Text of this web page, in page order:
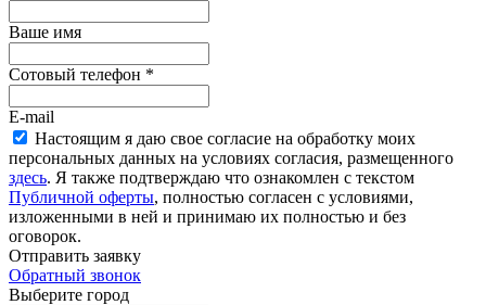
Ваше имя
Сотовый телефон *
E-mail
Настоящим я даю свое согласие на обработку моих
персональных данных на условиях согласия, размещенного
здесь. Я также подтверждаю что ознакомлен с текстом
Публичной оферты, полностью согласен с условиями,
изложенными в ней и принимаю их полностью и без
оговорок.
Отправить заявку
Обратный звонок
Выберите город